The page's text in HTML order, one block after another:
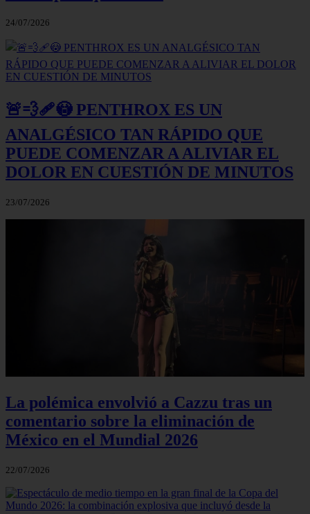
24/07/2026
🚨💨🩹😳 PENTHROX ES UN
ANALGÉSICO TAN RÁPIDO QUE
PUEDE COMENZAR A ALIVIAR EL
DOLOR EN CUESTIÓN DE MINUTOS
23/07/2026
La polémica envolvió a Cazzu tras un
comentario sobre la eliminación de
México en el Mundial 2026
22/07/2026